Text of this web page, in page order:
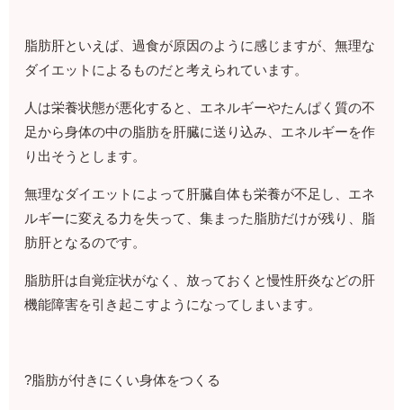
脂肪肝といえば、過食が原因のように感じますが、無理な
ダイエットによるものだと考えられています。
人は栄養状態が悪化すると、エネルギーやたんぱく質の不
足から身体の中の脂肪を肝臓に送り込み、エネルギーを作
り出そうとします。
無理なダイエットによって肝臓自体も栄養が不足し、エネ
ルギーに変える力を失って、集まった脂肪だけが残り、脂
肪肝となるのです。
脂肪肝は自覚症状がなく、放っておくと慢性肝炎などの肝
機能障害を引き起こすようになってしまいます。
?脂肪が付きにくい身体をつくる